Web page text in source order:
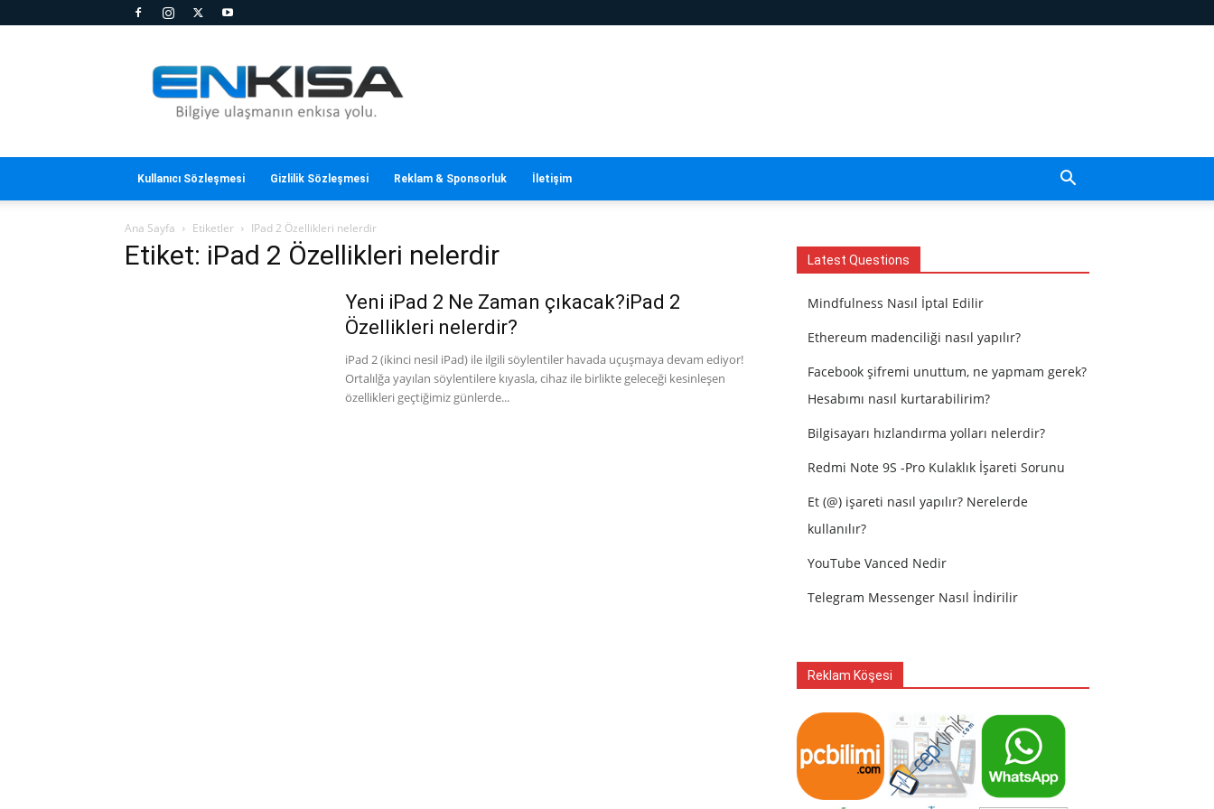
Kısa
Kullanıcı Sözleşmesi Gizlilik Sözleşmesi Reklam & Sponsorluk İletişim
Ana Sayfa Etiketler IPad 2 Özellikleri nelerdir
Etiket: iPad 2 Özellikleri nelerdir
Yeni iPad 2 Ne Zaman çıkacak?iPad 2
Özellikleri nelerdir?
iPad 2 (ikinci nesil iPad) ile ilgili söylentiler havada uçuşmaya devam ediyor!
Ortalılğa yayılan söylentilere kıyasla, cihaz ile birlikte geleceği kesinleşen
özellikleri geçtiğimiz günlerde...
Latest Questions
Mindfulness Nasıl İptal Edilir
Ethereum madenciliği nasıl yapılır?
Facebook şifremi unuttum, ne yapmam gerek?
Hesabımı nasıl kurtarabilirim?
Bilgisayarı hızlandırma yolları nelerdir?
Redmi Note 9S -Pro Kulaklık İşareti Sorunu
Et (@) işareti nasıl yapılır? Nerelerde
kullanılır?
YouTube Vanced Nedir
Telegram Messenger Nasıl İndirilir
Reklam Köşesi